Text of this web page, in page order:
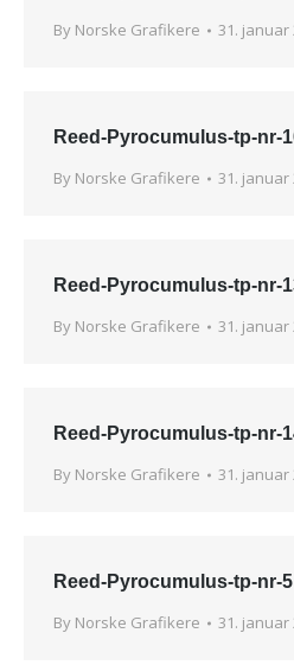
By Norske Grafikere 31. januar
Reed-Pyrocumulus-tp-nr-
By Norske Grafikere 31. januar
Reed-Pyrocumulus-tp-nr-
By Norske Grafikere 31. januar
Reed-Pyrocumulus-tp-nr-
By Norske Grafikere 31. januar
Reed-Pyrocumulus-tp-nr-5
By Norske Grafikere 31. januar